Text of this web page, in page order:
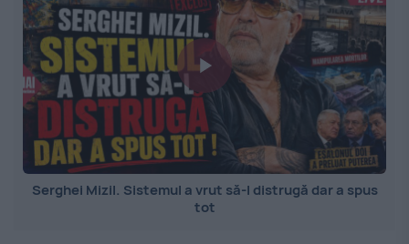
Serghei Mizil. Sistemul a vrut să-l distrugă dar a spus
tot